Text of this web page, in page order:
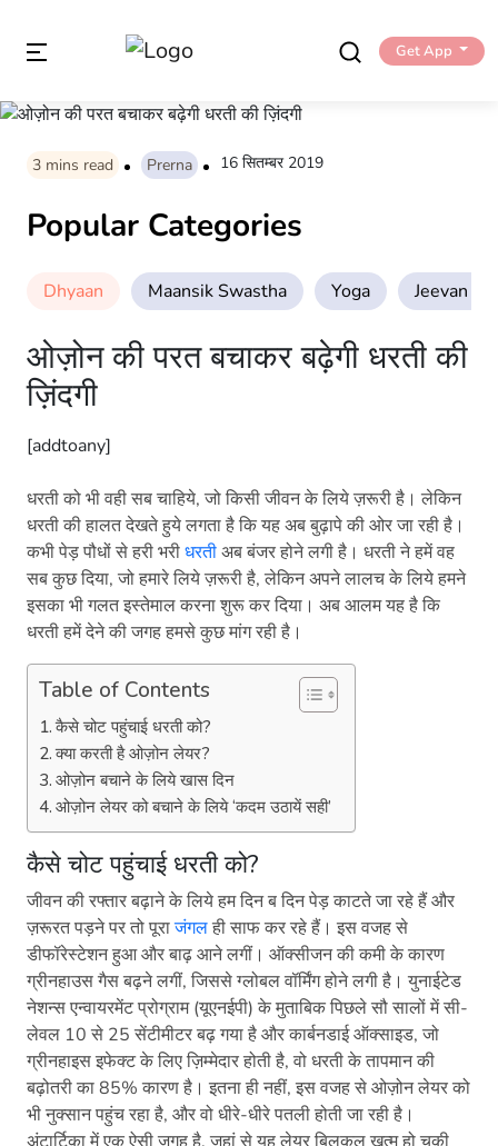
Get App
3 mins read Prerna 16 सितम्बर 2019
Popular Categories
Dhyaan Maansik Swastha Yoga Jeevan
ओज़ोन की परत बचाकर बढ़ेगी धरती की
ज़िंदगी
[addtoany]
धरती को भी वही सब चाहिये, जो किसी जीवन के लिये ज़रूरी है। लेकिन
धरती की हालत देखते हुये लगता है कि यह अब बुढ़ापे की ओर जा रही है।
कभी पेड़ पौधों से हरी भरीधरतीअब बंजर होने लगी है। धरती ने हमें वह
सब कुछ दिया, जो हमारे लिये ज़रूरी है, लेकिन अपने लालच के लिये हमने
इसका भी गलत इस्तेमाल करना शुरू कर दिया। अब आलम यह है कि
धरती हमें देने की जगह हमसे कुछ मांग रही है।
Table of Contents
कैसे चोट पहुंचाई धरती को?
क्या करती है ओज़ोन लेयर?
ओज़ोन बचाने के लिये खास दिन
ओज़ोन लेयर को बचाने के लिये ‘कदम उठायें सही’
कैसे चोट पहुंचाई धरती को?
जीवन की रफ्तार बढ़ाने के लिये हम दिन ब दिन पेड़ काटते जा रहे हैं और
ज़रूरत पड़ने पर तो पूराजंगलही साफ कर रहे हैं। इस वजह से
डीफॉरेस्टेशन हुआ और बाढ़ आने लगीं। ऑक्सीजन की कमी के कारण
ग्रीनहाउस गैस बढ़ने लगीं, जिससे ग्लोबल वॉर्मिंग होने लगी है। युनाईटेड
नेशन्स एन्वायरमेंट प्रोग्राम (यूएनईपी) के मुताबिक पिछले सौ सालों में सी-
लेवल 10 से 25 सेंटीमीटर बढ़ गया है और कार्बनडाई ऑक्साइड, जो
ग्रीनहाइस इफेक्ट के लिए ज़िम्मेदार होती है, वो धरती के तापमान की
बढ़ोतरी का 85% कारण है। इतना ही नहीं, इस वजह से ओज़ोन लेयर को
भी नुक्सान पहुंच रहा है, और वो धीरे-धीरे पतली होती जा रही है।